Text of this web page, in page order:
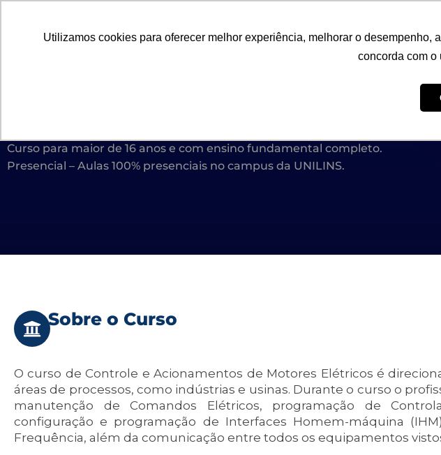
Utilizamos cookies para oferecer melhor experiência, melhorar o
concorda com o
PÓS-GRADUAÇÃO
CONTROLE E ACIONAMENTO DE
Curso para maior de 16 anos e com ensino fundamental completo.
Presencial – Aulas 100% presenciais no campus da UNILINS.
Sobre o Curso
O curso de Controle e Acionamentos de Motores Elétricos é
áreas de processos, como indústrias e usinas. Durante o curso o
manutenção de Comandos Elétricos, programação de
configuração e programação de Interfaces Homem-máquina
Frequência, além da comunicação entre todos os equipamentos